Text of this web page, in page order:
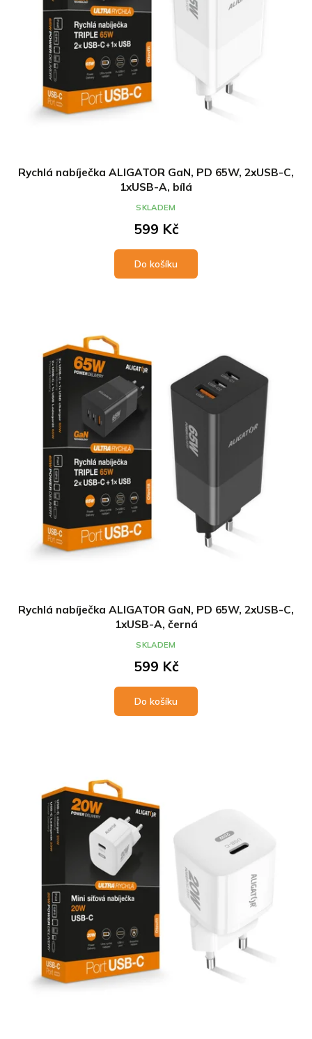
Rychlá nabíječka ALIGATOR GaN, PD 65W, 2xUSB-C,
1xUSB-A, bílá
599 Kč
Do košíku
SKLADEM
Rychlá nabíječka ALIGATOR GaN, PD 65W, 2xUSB-C,
1xUSB-A, černá
599 Kč
Do košíku
SKLADEM